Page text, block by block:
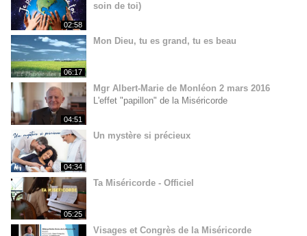
02:58
soin de toi)
06:17
Mon Dieu, tu es grand, tu es beau
04:51
Mgr Albert-Marie de Monléon 2 mars 2016
L'effet "papillon" de la Miséricorde
04:34
Un mystère si précieux
05:25
Ta Miséricorde - Officiel
Visages et Congrès de la Miséricorde